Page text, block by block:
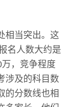
相当突出。这
名人数大约是
，竞争程度
涉及的科目数
的分数线也相